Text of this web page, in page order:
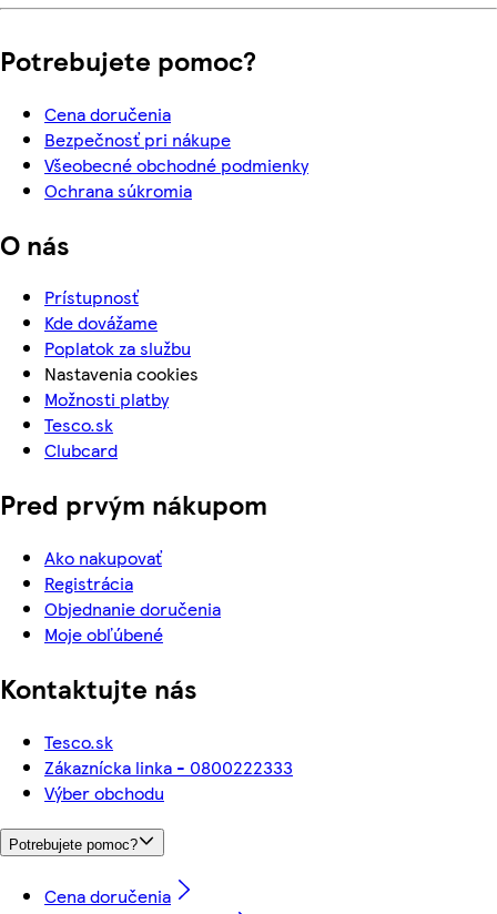
Potrebujete pomoc?
Cena doručenia
Bezpečnosť pri nákupe
Všeobecné obchodné podmienky
Ochrana súkromia
O nás
Prístupnosť
Kde dovážame
Poplatok za službu
Nastavenia cookies
Možnosti platby
Tesco.sk
Clubcard
Pred prvým nákupom
Ako nakupovať
Registrácia
Objednanie doručenia
Moje obľúbené
Kontaktujte nás
Tesco.sk
Zákaznícka linka - 0800222333
Výber obchodu
Potrebujete pomoc?
Cena doručenia